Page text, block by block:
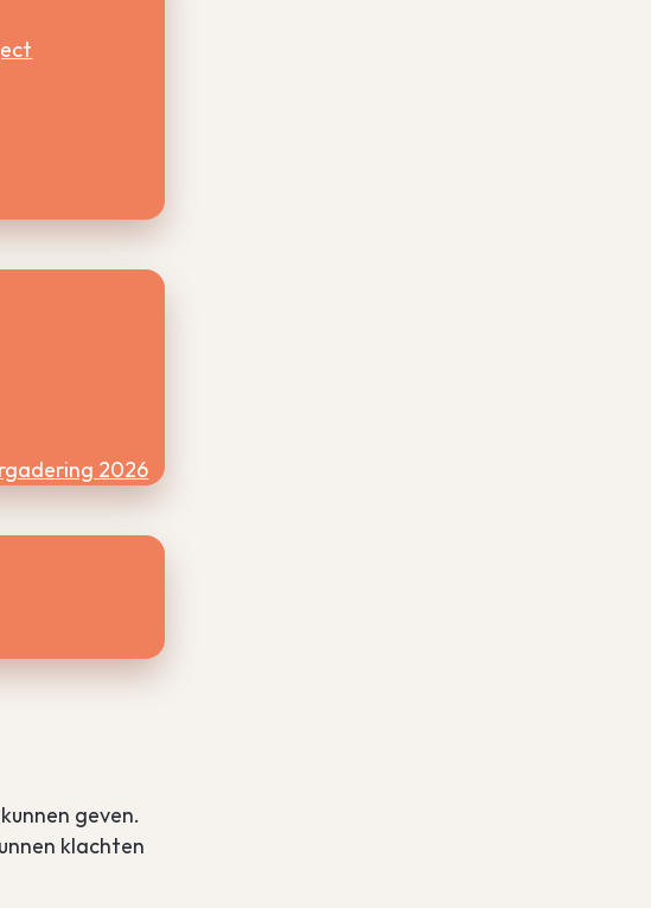
2026
fam.). Het kan
pyrethrum).
en het
geven.
klachten